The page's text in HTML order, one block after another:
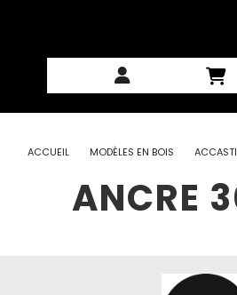
ACCUEIL MODÈLES EN BOIS
ANCRE